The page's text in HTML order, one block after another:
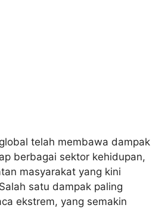
telah membawa dampak
berbagai sektor kehidupan,
masyarakat yang kini
satu dampak paling
ekstrem, yang semakin